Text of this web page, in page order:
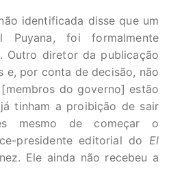
identificada disse que um
Puyana, foi formalmente
Outro diretor da publicação
e, por conta de decisão, não
do governo] estão
tinham a proibição de sair
mesmo de começar o
presidente editorial do El
Ele ainda não recebeu a